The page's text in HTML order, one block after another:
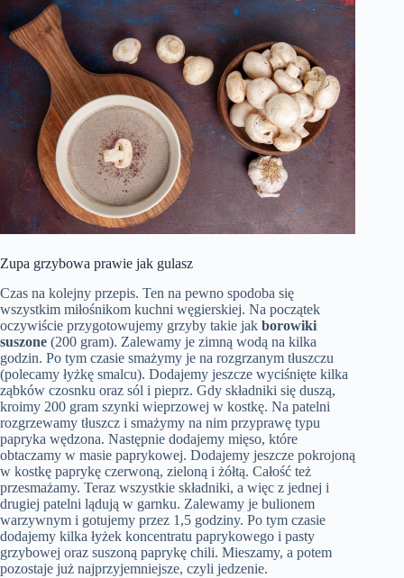
Zupa grzybowa prawie jak gulasz
Czas na kolejny przepis. Ten na pewno spodoba się
wszystkim miłośnikom kuchni węgierskiej. Na początek
oczywiście przygotowujemy grzyby takie jak borowiki
suszone (200 gram). Zalewamy je zimną wodą na kilka
godzin. Po tym czasie smażymy je na rozgrzanym tłuszczu
(polecamy łyżkę smalcu). Dodajemy jeszcze wyciśnięte kilka
ząbków czosnku oraz sól i pieprz. Gdy składniki się duszą,
kroimy 200 gram szynki wieprzowej w kostkę. Na patelni
rozgrzewamy tłuszcz i smażymy na nim przyprawę typu
papryka wędzona. Następnie dodajemy mięso, które
obtaczamy w masie paprykowej. Dodajemy jeszcze pokrojoną
w kostkę paprykę czerwoną, zieloną i żółtą. Całość też
przesmażamy. Teraz wszystkie składniki, a więc z jednej i
drugiej patelni lądują w garnku. Zalewamy je bulionem
warzywnym i gotujemy przez 1,5 godziny. Po tym czasie
dodajemy kilka łyżek koncentratu paprykowego i pasty
grzybowej oraz suszoną paprykę chili. Mieszamy, a potem
pozostaje już najprzyjemniejsze, czyli jedzenie.